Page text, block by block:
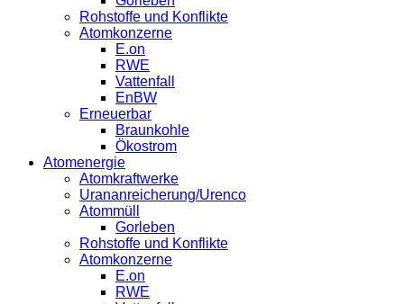
Rohstoffe und Konflikte
Atomkonzerne
E.on
RWE
Vattenfall
EnBW
Erneuerbar
Braunkohle
Ökostrom
Atomenergie
Atomkraftwerke
Urananreicherung/Urenco
Atommüll
Gorleben
Rohstoffe und Konflikte
Atomkonzerne
E.on
RWE